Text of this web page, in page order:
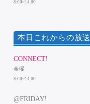
8:00~14:00
本日これからの放送
CONNECT!
金曜
8:00~14:00
@FRIDAY!